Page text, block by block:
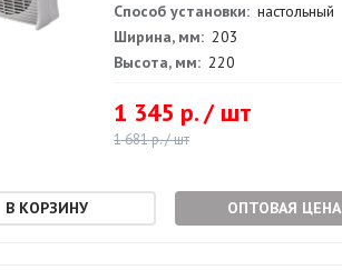
Способ установки: настольный
Ширина, мм: 203
Высота, мм: 220
1 345 р. / шт
1 681 р. / шт
ОПТОВАЯ ЦЕНА